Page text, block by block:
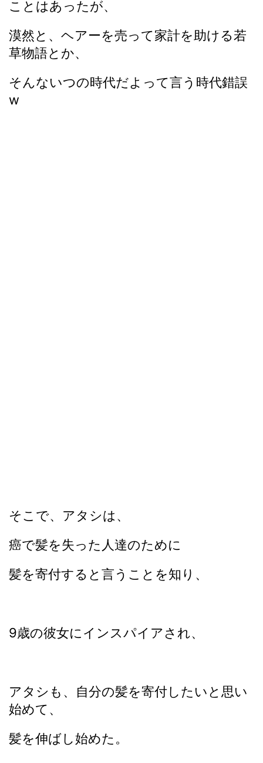
ことはあったが、
漠然と、ヘアーを売って家計を助ける若
草物語とか、
そんないつの時代だよって言う時代錯誤
w
そこで、アタシは、
癌で髪を失った人達のために
髪を寄付すると言うことを知り、
9歳の彼女にインスパイアされ、
アタシも、自分の髪を寄付したいと思い
始めて、
髪を伸ばし始めた。